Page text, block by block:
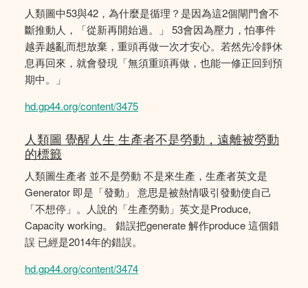
人類圖中53與42，為什麼是循理？是因為這2個閘門會不
斷推動人，「從新再開始過。」 53會因為壓力，怕事件
越弄越亂而想放棄，重頭再做一次才安心。若然先冷靜休
息再回來，就會發現「無須重頭再做，也能一修正回到預
期中。」
hd.gp44.org/content/3475
人類圖 覺醒人生 生產者不是勞動，遠離被勞動
的標籤
人類圖生產者 並不是勞動 不是來生產，生產者英文是
Generator 即是「發動」 意思是被熱情吸引發動使自己
「不想停」。人說的「生產勞動」英文是Produce,
Capacity working。 錯誤把generate 解作produce 這個錯
誤 已經是2014年的錯誤。
hd.gp44.org/content/3474